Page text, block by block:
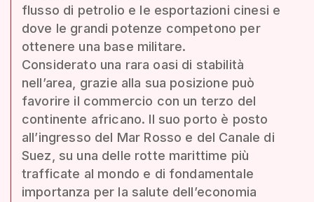
flusso di petrolio e le esportazioni cinesi e
dove le grandi potenze competono per
ottenere una base militare.
Considerato una rara oasi di stabilità
nell’area, grazie alla sua posizione può
favorire il commercio con un terzo del
continente africano. Il suo porto è posto
all’ingresso del Mar Rosso e del Canale di
Suez, su una delle rotte marittime più
trafficate al mondo e di fondamentale
importanza per la salute dell’economia